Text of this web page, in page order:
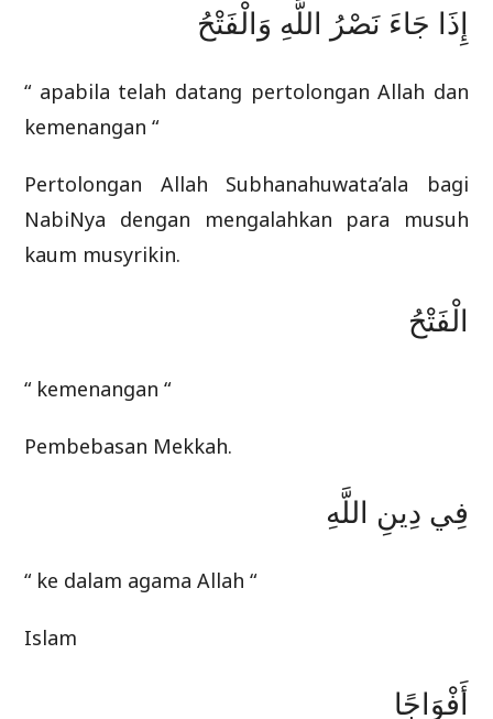
إِذَا جَاءَ نَصْرُ اللَّهِ وَالْفَتْحُ
“ apabila telah datang pertolongan Allah dan
kemenangan “
Pertolongan Allah Subhanahuwata’ala bagi
NabiNya dengan mengalahkan para musuh
kaum musyrikin.
الْفَتْحُ
“ kemenangan “
Pembebasan Mekkah.
فِي دِينِ اللَّهِ
“ ke dalam agama Allah “
Islam
أَفْوَاجًا